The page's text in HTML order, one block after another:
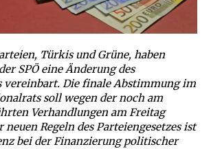
Türkis und Grüne, haben
SPÖ eine Änderung des
vereinbart. Die finale Abstimmung im
soll wegen der noch am
Verhandlungen am Freitag
Regeln des Parteiengesetzes ist
bei der Finanzierung politischer